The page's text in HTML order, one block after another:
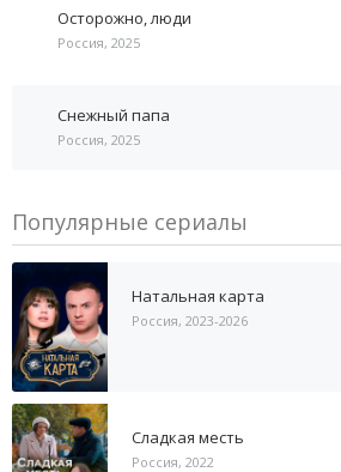
Осторожно, люди
Россия, 2025
Снежный папа
Россия, 2025
Популярные сериалы
Натальная карта
Россия, 2023-2026
Сладкая месть
Россия, 2022